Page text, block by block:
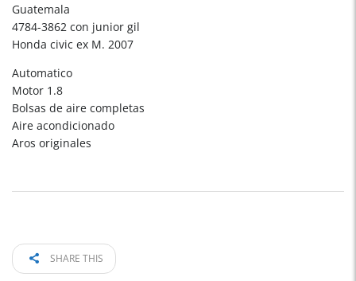
Guatemala
4784-3862 con junior gil
Honda civic ex M. 2007
Automatico
Motor 1.8
Bolsas de aire completas
Aire acondicionado
Aros originales
SHARE THIS